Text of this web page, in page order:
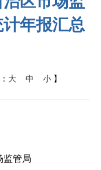
年报汇总
大 中 小 】
监管局